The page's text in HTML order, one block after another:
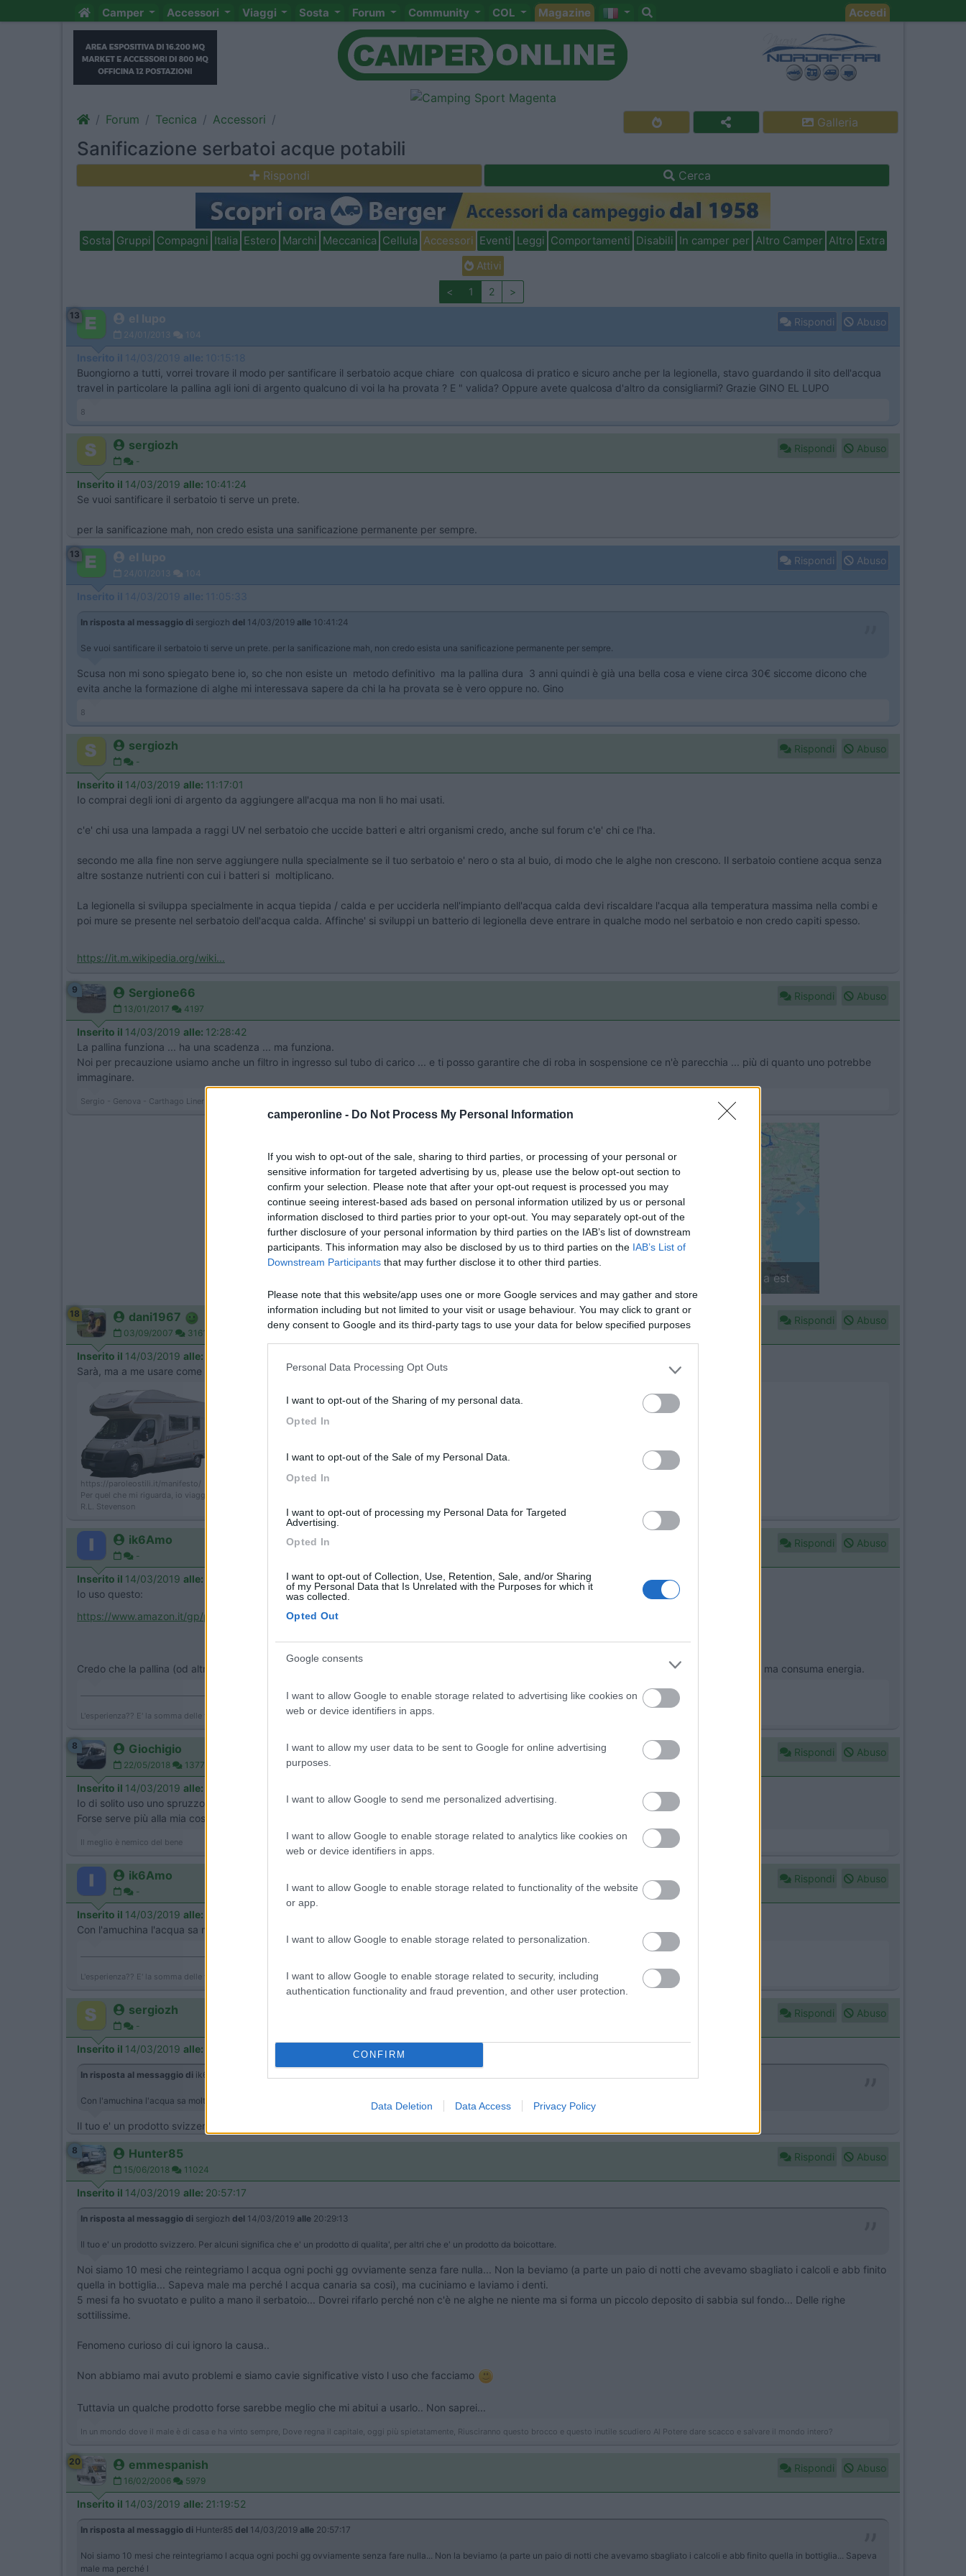
camperonline - Do Not Process My Personal Information
If you wish to opt-out of the sale, sharing to third parties, or processing of your personal or
sensitive information for targeted advertising by us, please use the below opt-out section to
confirm your selection. Please note that after your opt-out request is processed you may
continue seeing interest-based ads based on personal information utilized by us or personal
information disclosed to third parties prior to your opt-out. You may separately opt-out of the
further disclosure of your personal information by third parties on the IAB’s list of downstream
participants. This information may also be disclosed by us to third parties on the IAB’s List of
Downstream Participants that may further disclose it to other third parties.
Please note that this website/app uses one or more Google services and may gather and store
information including but not limited to your visit or usage behaviour. You may click to grant or
deny consent to Google and its third-party tags to use your data for below specified purposes
Personal Data Processing Opt Outs
I want to opt-out of the Sharing of my personal data.
Opted In
I want to opt-out of the Sale of my Personal Data.
Opted In
I want to opt-out of processing my Personal Data for Targeted
Advertising.
Opted In
I want to opt-out of Collection, Use, Retention, Sale, and/or Sharing
of my Personal Data that Is Unrelated with the Purposes for which it
was collected.
Opted Out
Google consents
I want to allow Google to enable storage related to advertising like cookies on
web or device identifiers in apps.
I want to allow my user data to be sent to Google for online advertising
purposes.
I want to allow Google to send me personalized advertising.
I want to allow Google to enable storage related to analytics like cookies on
web or device identifiers in apps.
I want to allow Google to enable storage related to functionality of the website
or app.
I want to allow Google to enable storage related to personalization.
I want to allow Google to enable storage related to security, including
authentication functionality and fraud prevention, and other user protection.
CONFIRM
Data Deletion Data Access Privacy Policy
Camper Accessori Viaggi Sosta Forum Community COL Magazine Accedi
Forum Tecnica Accessori Galleria
Sanificazione serbatoi acque potabili
Rispondi Cerca
Sosta Gruppi Compagni Italia Estero Marchi Meccanica Cellula Accessori Eventi Leggi Comportamenti Disabili In camper per Altro Camper Altro Extra
Attivi
< 1 2 >
13 el lupo
24/01/2013 104
Rispondi Abuso
Inserito il 14/03/2019 alle: 10:15:18
Buongiorno a tutti, vorrei trovare il modo per santificare il serbatoio acque chiare con qualcosa di pratico e sicuro anche per la legionella, stavo guardando il sito dell'acqua
travel in particolare la pallina agli ioni di argento qualcuno di voi la ha provata ? E " valida? Oppure avete qualcosa d'altro da consigliarmi? Grazie GINO EL LUPO
8
sergiozh
-
Rispondi Abuso
Inserito il 14/03/2019 alle: 10:41:24
Se vuoi santificare il serbatoio ti serve un prete.
per la sanificazione mah, non credo esista una sanificazione permanente per sempre.
13 el lupo
24/01/2013 104
Rispondi Abuso
Inserito il 14/03/2019 alle: 11:05:33
In risposta al messaggio di sergiozh del 14/03/2019 alle 10:41:24
Se vuoi santificare il serbatoio ti serve un prete. per la sanificazione mah, non credo esista una sanificazione permanente per sempre.
Scusa non mi sono spiegato bene io, so che non esiste un metodo definitivo ma la pallina dura 3 anni quindi è già una bella cosa e viene circa 30€ siccome dicono che
evita anche la formazione di alghe mi interessava sapere da chi la ha provata se è vero oppure no. Gino
8
sergiozh
-
Rispondi Abuso
Inserito il 14/03/2019 alle: 11:17:01
Io comprai degli ioni di argento da aggiungere all'acqua ma non li ho mai usati.
c'e' chi usa una lampada a raggi UV nel serbatoio che uccide batteri e altri organismi credo, anche sul forum c'e' chi ce l'ha.
secondo me alla fine non serve aggiungere nulla specialmente se il tuo serbatoio e' nero o sta al buio, di modo che le alghe non crescono. Il serbatoio contiene acqua senza
altre sostanze nutrienti con cui i batteri si moltiplicano.
La legionella si sviluppa specialmente in acqua tiepida / calda e per ucciderla nell'impianto dell'acqua calda devi riscaldare l'acqua alla temperatura massima nella combi e
poi mure se presente nel serbatoio dell'acqua calda. Affinche' si sviluppi un batterio di legionella deve entrare in qualche modo nel serbatoio e non credo capiti spesso.
https://it.m.wikipedia.org/wiki...
9 Sergione66
13/01/2017 4197
Rispondi Abuso
Inserito il 14/03/2019 alle: 12:28:42
La pallina funziona ... ha una scadenza ... ma funziona.
Noi per precauzione usiamo anche un filtro in ingresso sul tubo di carico ... e ti posso garantire che di roba in sospensione ce n'è parecchia ... più di quanto uno potrebbe
immaginare.
Sergio - Genova - Carthago Liner 65LE (Jeegolino)
Finlandia in camper: il piccolo sentiero
Previous
18 dani1967
03/09/2007 31615
Rispondi Abuso
Inserito il 14/03/2019 alle:
Sarà, ma a me usare come strumento principe i sali di argento non va.
https://paroleostili.it/manifesto/
Per quel che mi riguarda, io viaggio non per andare da qualche parte, ma per andare. Viaggio per viaggiare.
R.L. Stevenson
ik6Amo
-
Rispondi Abuso
Inserito il 14/03/2019 alle:
Io uso questo:
https://www.amazon.it/gp/produc...
Credo che la pallina (od altro commercializzato) agli ioni d'argento non funzioni, ma forse mi sbaglio. Sicuramente funziona la lampada a raggi UV, ma consuma energia.
L'esperienza?? E' la somma delle fregature!!!
8 Giochigio
22/05/2018 1377
Rispondi Abuso
Inserito il 14/03/2019 alle:
Io di solito uso uno spruzzo di amuchina prima di caricare l'acqua
Forse serve più alla mia coscienza
Il meglio è nemico del bene
ik6Amo
-
Rispondi Abuso
Inserito il 14/03/2019 alle:
Con l'amuchina l'acqua sa molto di cloro. Il prodotto che uso io (ne va un grammo su 100 litri d'acqua) non dà odore nè sapore.
L'esperienza?? E' la somma delle fregature!!!
sergiozh
-
Rispondi Abuso
Inserito il 14/03/2019 alle:
In risposta al messaggio di ik6Amo
Con l'amuchina l'acqua sa molto di cloro. Il prodotto che uso io (ne va un grammo su 100 litri d'acqua) non dà odore nè sapore.
Il tuo e' un prodotto svizzero. Per alcuni significa che e' un prodotto di qualita', per altri che e' un prodotto da boicottare.
8 Hunter85
15/06/2018 11024
Rispondi Abuso
Inserito il 14/03/2019 alle: 20:57:17
In risposta al messaggio di sergiozh del 14/03/2019 alle 20:29:13
Il tuo e' un prodotto svizzero. Per alcuni significa che e' un prodotto di qualita', per altri che e' un prodotto da boicottare.
Noi siamo 10 mesi che reintegriamo l acqua ogni pochi gg ovviamente senza fare nulla... Non la beviamo (a parte un paio di notti che avevamo sbagliato i calcoli e abb finito
quella in bottiglia... Sapeva male ma perché l acqua canaria sa cosi), ma cuciniamo e laviamo i denti.
5 mesi fa ho svuotato e pulito a mano il serbatoio... Dovrei rifarlo perché non c'è ne alghe ne niente ma si forma un piccolo deposito di sabbia sul fondo... Delle righe
sottilissime.
Fenomeno curioso di cui ignoro la causa..
Non abbiamo mai avuto problemi e siamo cavie significative visto l uso che facciamo
Tuttavia un qualche prodotto forse sarebbe meglio che mi abitui a usarlo.. Non saprei...
In un mondo dove il male è di casa e ha vinto sempre, Dove regna il capitale, oggi più spietatamente, Riusciranno questo brocco e questo inutile scudiero Al Potere dare scacco e salvare il mondo intero?
20 emmespanish
16/02/2006 5979
Rispondi Abuso
Inserito il 14/03/2019 alle: 21:19:52
In risposta al messaggio di Hunter85 del 14/03/2019 alle 20:57:17
Noi siamo 10 mesi che reintegriamo l acqua ogni pochi gg ovviamente senza fare nulla... Non la beviamo (a parte un paio di notti che avevamo sbagliato i calcoli e abb finito quella in bottiglia... Sapeva
male ma perché l